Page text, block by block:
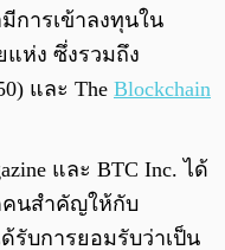
มีการเข้าลงทุนใน
แห่ง ซึ่งรวมถึง
และ The Blockchain
และ BTC Inc. ได้
คนสำคัญให้กับ
รับการยอมรับว่าเป็น